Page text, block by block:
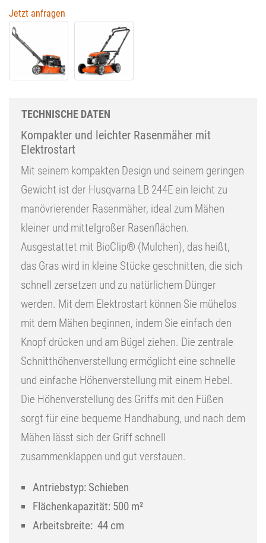
Jetzt anfragen
TECHNISCHE DATEN
Kompakter und leichter Rasenmäher mit
Elektrostart
Mit seinem kompakten Design und seinem geringen
Gewicht ist der Husqvarna LB 244E ein leicht zu
manövrierender Rasenmäher, ideal zum Mähen
kleiner und mittelgroßer Rasenflächen.
Ausgestattet mit BioClip® (Mulchen), das heißt,
das Gras wird in kleine Stücke geschnitten, die sich
schnell zersetzen und zu natürlichem Dünger
werden. Mit dem Elektrostart können Sie mühelos
mit dem Mähen beginnen, indem Sie einfach den
Knopf drücken und am Bügel ziehen. Die zentrale
Schnitthöhenverstellung ermöglicht eine schnelle
und einfache Höhenverstellung mit einem Hebel.
Die Höhenverstellung des Griffs mit den Füßen
sorgt für eine bequeme Handhabung, und nach dem
Mähen lässt sich der Griff schnell
zusammenklappen und gut verstauen.
Antriebstyp: Schieben
Flächenkapazität: 500 m²
Arbeitsbreite: 44 cm